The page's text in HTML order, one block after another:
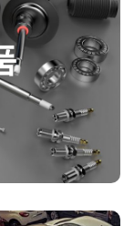
품을 제공하고
을 전문으로